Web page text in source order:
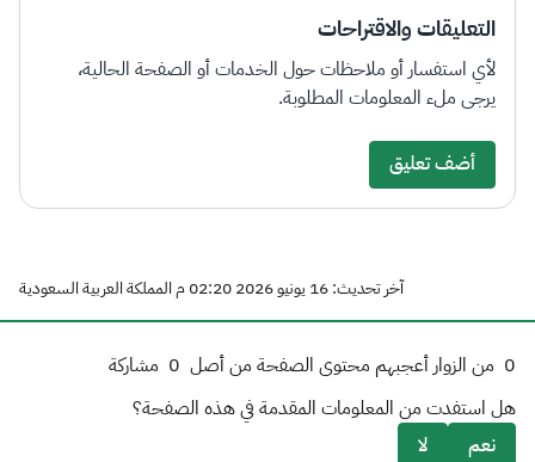
التعليقات والاقتراحات
لأي استفسار أو ملاحظات حول الخدمات أو الصفحة الحالية،
يرجى ملء المعلومات المطلوبة.
أضف تعليق
آخر تحديث: 16 يونيو 2026 02:20 م المملكة العربية السعودية
0 من الزوار أعجبهم محتوى الصفحة من أصل 0 مشاركة
هل استفدت من المعلومات المقدمة في هذه الصفحة؟
نعم
لا